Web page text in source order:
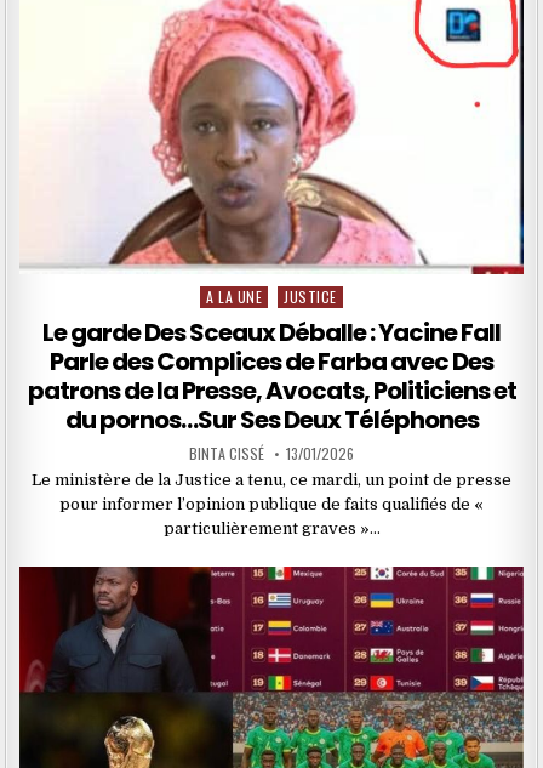
Posted
in
A LA UNE JUSTICE
Le garde Des Sceaux Déballe : Yacine Fall
Parle des Complices de Farba avec Des
patrons de la Presse, Avocats, Politiciens et
du pornos…Sur Ses Deux Téléphones
BINTA CISSÉ 13/01/2026
Le ministère de la Justice a tenu, ce mardi, un point de presse
pour informer l’opinion publique de faits qualifiés de «
particulièrement graves »…